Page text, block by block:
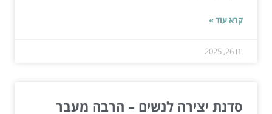
קרא עוד »
ינו 26, 2025
סדנת יצירה לנשים – הרבה מעבר